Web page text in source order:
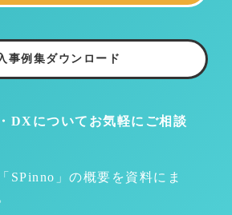
DXについて お気軽にご相談
SPinno」の概要を資料にま
事例集ダウンロード